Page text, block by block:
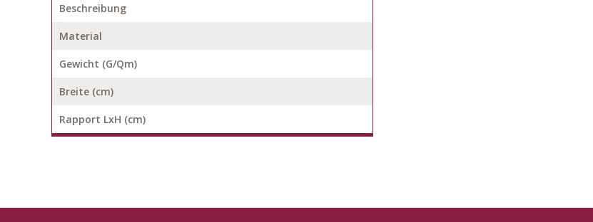
Beschreibung
Material
Gewicht (G/Qm)
Breite (cm)
Rapport LxH (cm)